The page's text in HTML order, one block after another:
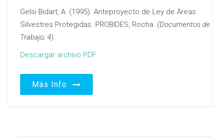
Gelsi Bidart, A. (1995). Anteproyecto de Ley de Áreas
Silvestres Protegidas. PROBIDES, Rocha. (Documentos de
Trabajo; 4)
Descargar archivo PDF
Más Info